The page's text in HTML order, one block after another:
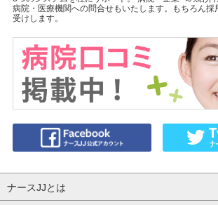
病院・医療機関への問合せもいたします。もちろん採
受けします。
ナースJJとは